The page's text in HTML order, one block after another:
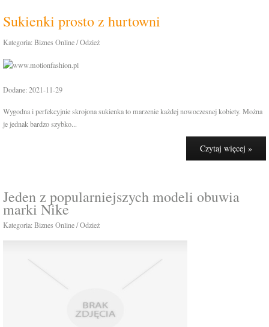
Sukienki prosto z hurtowni
Kategoria: Biznes Online / Odzież
Dodane: 2021-11-29
Wygodna i perfekcyjnie skrojona sukienka to marzenie każdej nowoczesnej kobiety. Można
je jednak bardzo szybko...
Czytaj więcej »
Jeden z popularniejszych modeli obuwia
marki Nike
Kategoria: Biznes Online / Odzież